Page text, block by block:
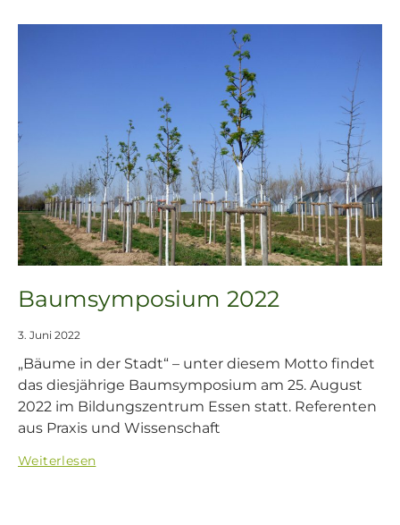
Baumsymposium 2022
3. Juni 2022
„Bäume in der Stadt“ – unter diesem Motto findet
das diesjährige Baumsymposium am 25. August
2022 im Bildungszentrum Essen statt. Referenten
aus Praxis und Wissenschaft
Weiterlesen